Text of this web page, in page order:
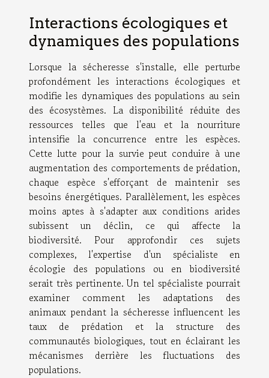
Interactions écologiques et
dynamiques des populations
Lorsque la sécheresse s'installe, elle perturbe
profondément les interactions écologiques et
modifie les dynamiques des populations au sein
des écosystèmes. La disponibilité réduite des
ressources telles que l'eau et la nourriture
intensifie la concurrence entre les espèces.
Cette lutte pour la survie peut conduire à une
augmentation des comportements de prédation,
chaque espèce s'efforçant de maintenir ses
besoins énergétiques. Parallèlement, les espèces
moins aptes à s'adapter aux conditions arides
subissent un déclin, ce qui affecte la
biodiversité. Pour approfondir ces sujets
complexes, l'expertise d'un spécialiste en
écologie des populations ou en biodiversité
serait très pertinente. Un tel spécialiste pourrait
examiner comment les adaptations des
animaux pendant la sécheresse influencent les
taux de prédation et la structure des
communautés biologiques, tout en éclairant les
mécanismes derrière les fluctuations des
populations.